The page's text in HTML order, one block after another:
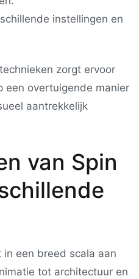
instellingen en
zorgt ervoor
een overtuigende manier
aantrekkelijk
van Spin
een breed scala aan
tot architectuur en